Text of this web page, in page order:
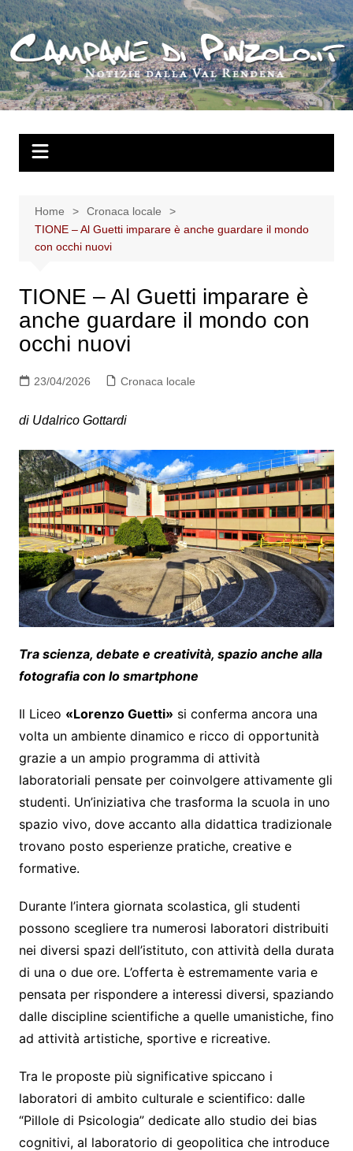
Salta
al
contenuto
Home
Cronaca locale
TIONE – Al Guetti imparare è anche guardare il mondo
con occhi nuovi
TIONE – Al Guetti imparare è
anche guardare il mondo con
occhi nuovi
23/04/2026 Cronaca locale
di Udalrico Gottardi
Tra scienza, debate e creatività, spazio anche alla
fotografia con lo smartphone
Il Liceo «Lorenzo Guetti» si conferma ancora una
volta un ambiente dinamico e ricco di opportunità
grazie a un ampio programma di attività
laboratoriali pensate per coinvolgere attivamente gli
studenti. Un’iniziativa che trasforma la scuola in uno
spazio vivo, dove accanto alla didattica tradizionale
trovano posto esperienze pratiche, creative e
formative.
Durante l’intera giornata scolastica, gli studenti
possono scegliere tra numerosi laboratori distribuiti
nei diversi spazi dell’istituto, con attività della durata
di una o due ore. L’offerta è estremamente varia e
pensata per rispondere a interessi diversi, spaziando
dalle discipline scientifiche a quelle umanistiche, fino
ad attività artistiche, sportive e ricreative.
Tra le proposte più significative spiccano i
laboratori di ambito culturale e scientifico: dalle
“Pillole di Psicologia” dedicate allo studio dei bias
cognitivi, al laboratorio di geopolitica che introduce